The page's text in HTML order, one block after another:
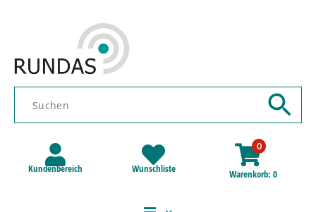
Kundenbereich Wunschliste
0
Warenkorb 0